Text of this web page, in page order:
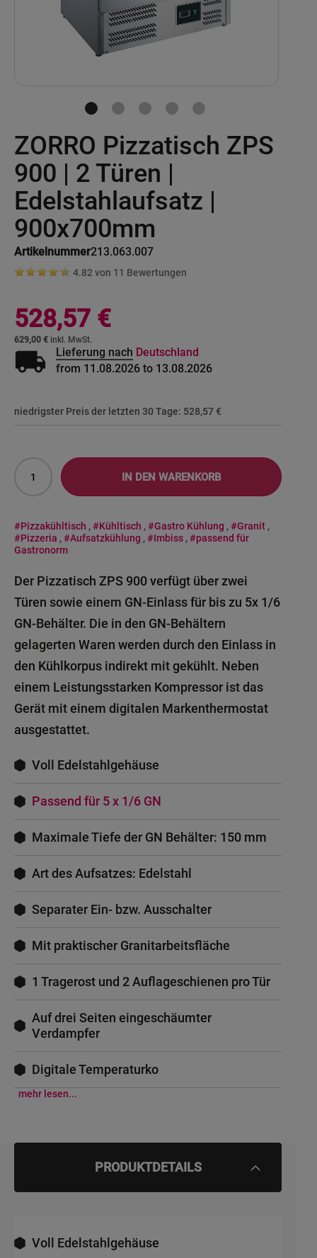
ZORRO Pizzatisch ZPS
900 | 2 Türen |
Edelstahlaufsatz |
900x700mm
Artikelnummer213.063.007
to
the
beginning
of
images
gallery
4.82 von 11 Bewertungen
629,00 €
528,57 €
local_shipping Lieferung nach Deutschland
from 11.08.2026 to 13.08.2026
niedrigster Preis der letzten 30 Tage: 528,57 €
IN DEN WARENKORB
#Pizzakühltisch ,#Kühltisch ,#Gastro Kühlung ,#Granit ,
#Pizzeria ,#Aufsatzkühlung ,#Imbiss ,#passend für
Gastronorm
Der Pizzatisch ZPS 900 verfügt über zwei
Türen sowie einem GN-Einlass für bis zu 5x 1/6
GN-Behälter. Die in den GN-Behältern
gelagerten Waren werden durch den Einlass in
den Kühlkorpus indirekt mit gekühlt. Neben
einem Leistungsstarken Kompressor ist das
Gerät mit einem digitalen Markenthermostat
ausgestattet.
Voll Edelstahlgehäuse
Passend für 5 x 1/6 GN
Maximale Tiefe der GN Behälter: 150 mm
Art des Aufsatzes: Edelstahl
Separater Ein- bzw. Ausschalter
Mit praktischer Granitarbeitsfläche
1 Tragerost und 2 Auflageschienen pro Tür
Auf drei Seiten eingeschäumter
Verdampfer
Digitale Temperaturko
mehr lesen...
PRODUKTDETAILS
Voll Edelstahlgehäuse